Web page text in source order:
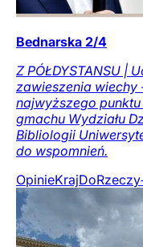
Bednarska 2/4
Z PÓŁDYSTANSU |
zawieszenia wiechy
najwyższego
gmachu Wydziału
Bibliologii
do wspomnień.
OpinieKraj